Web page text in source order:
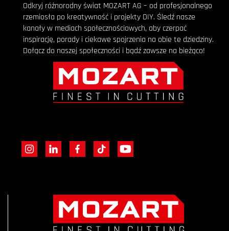
Odkryj różnorodny świat MOZART AG – od profesjonalnego
rzemiosła po kreatywność i projekty DIY. Śledź nasze
kanały w mediach społecznościowych, aby czerpać
inspirację, porady i ciekawe spojrzenia na obie te dziedziny.
Dołącz do naszej społeczności i bądź zawsze na bieżąco!